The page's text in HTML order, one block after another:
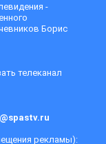
-
Борис
телеканал
рекламы):